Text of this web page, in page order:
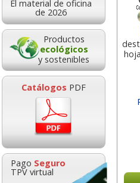
El material de oficina
de 2026
Productos
ecológicos
y sostenibles
Catálogos PDF
Pago Seguro
TPV virtual
0,18
Fellowes
Uso